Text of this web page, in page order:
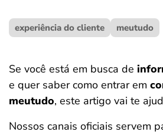
experiência do cliente meutudo
Se você está em busca de
e quer saber como entrar em
meutudo, este artigo vai te
Nossos canais oficiais servem